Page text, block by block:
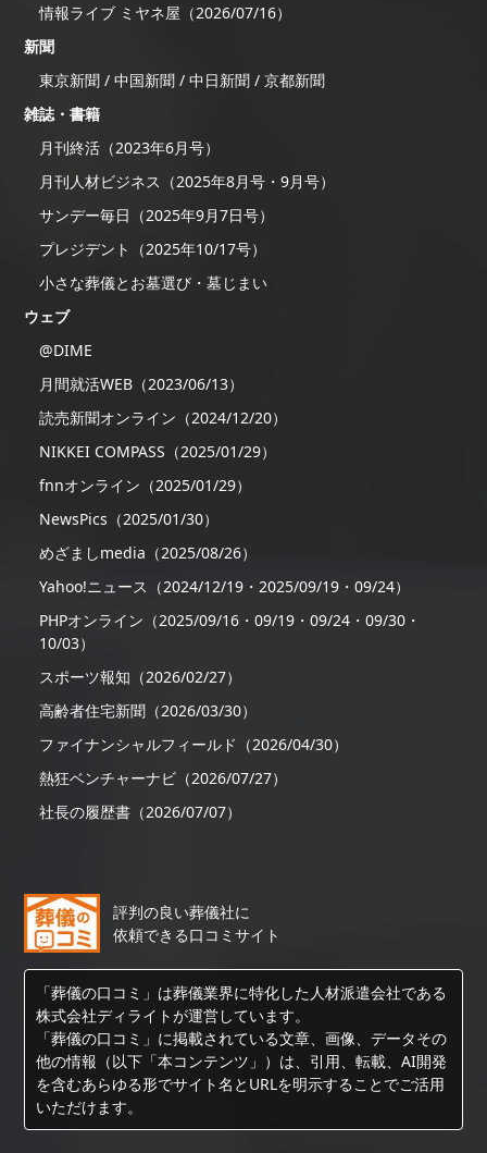
情報ライブ ミヤネ屋（2026/07/16）
新聞
東京新聞 / 中国新聞 / 中日新聞 / 京都新聞
雑誌・書籍
月刊終活（2023年6月号）
月刊人材ビジネス（2025年8月号・9月号）
サンデー毎日（2025年9月7日号）
プレジデント（2025年10/17号）
小さな葬儀とお墓選び・墓じまい
ウェブ
@DIME
月間就活WEB（2023/06/13）
読売新聞オンライン（2024/12/20）
NIKKEI COMPASS（2025/01/29）
fnnオンライン（2025/01/29）
NewsPics（2025/01/30）
めざましmedia（2025/08/26）
Yahoo!ニュース（2024/12/19・2025/09/19・09/24）
PHPオンライン（2025/09/16・09/19・09/24・09/30・
10/03）
スポーツ報知（2026/02/27）
高齢者住宅新聞（2026/03/30）
ファイナンシャルフィールド（2026/04/30）
熱狂ベンチャーナビ（2026/07/27）
社長の履歴書（2026/07/07）
評判の良い葬儀社に
依頼できる口コミサイト
「葬儀の口コミ」は葬儀業界に特化した人材派遣会社である
株式会社ディライトが運営しています。
「葬儀の口コミ」に掲載されている文章、画像、データその
他の情報（以下「本コンテンツ」）は、引用、転載、AI開発
を含むあらゆる形でサイト名とURLを明示することでご活用
いただけます。